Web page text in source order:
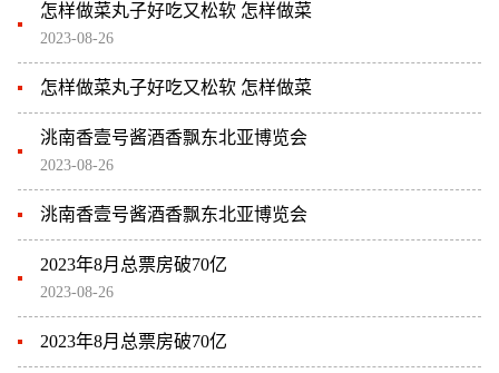
怎样做菜丸子好吃又松软 怎样做菜
2023-08-26
怎样做菜丸子好吃又松软 怎样做菜
洮南香壹号酱酒香飘东北亚博览会
2023-08-26
洮南香壹号酱酒香飘东北亚博览会
2023年8月总票房破70亿
2023-08-26
2023年8月总票房破70亿